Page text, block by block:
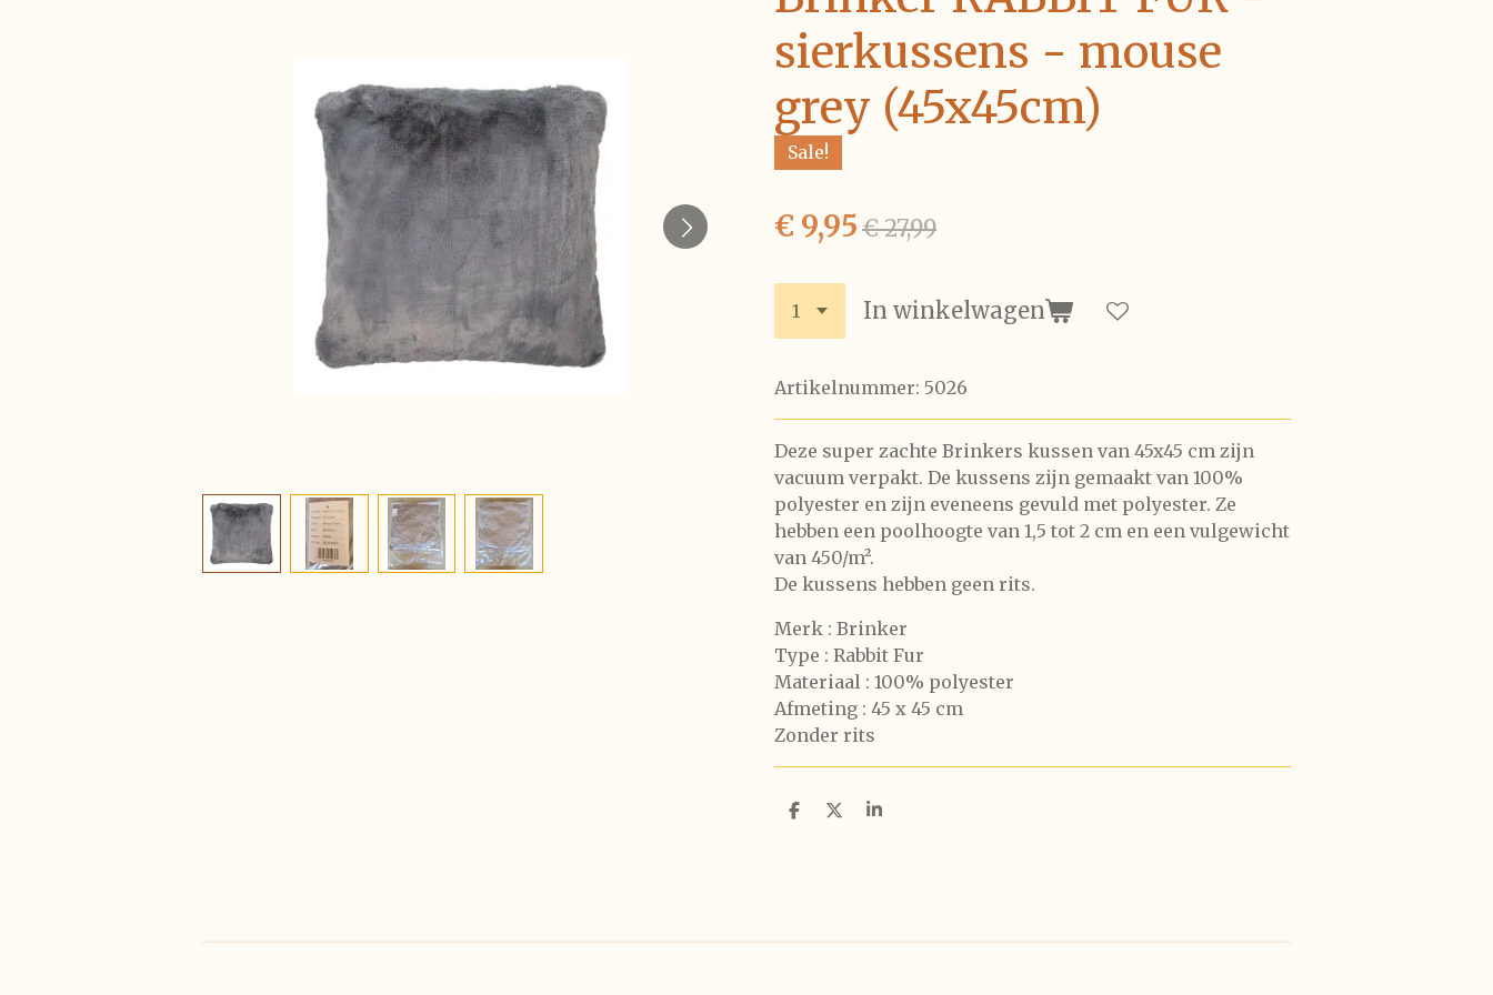
sierkussens - mouse
grey (45x45cm)
Sale!
€ 9,95€ 27,99
In winkelwagen
Artikelnummer: 5026
Deze super zachte Brinkers kussen van 45x45 cm zijn
vacuum verpakt. De kussens zijn gemaakt van 100%
polyester en zijn eveneens gevuld met polyester. Ze
hebben een poolhoogte van 1,5 tot 2 cm en een vulgewicht
van 450/m².
De kussens hebben geen rits.
Merk : Brinker
Type : Rabbit Fur
Materiaal : 100% polyester
Afmeting : 45 x 45 cm
Zonder rits
D
D
S